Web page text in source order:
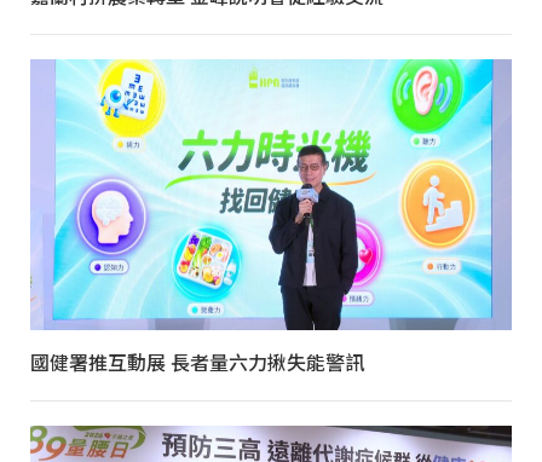
國健署推互動展 長者量六力揪失能警訊